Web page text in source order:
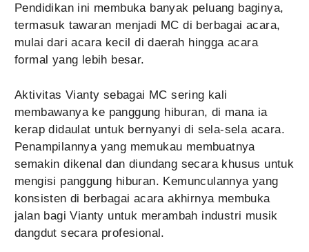
Pendidikan ini membuka banyak peluang baginya,
termasuk tawaran menjadi MC di berbagai acara,
mulai dari acara kecil di daerah hingga acara
formal yang lebih besar.
Aktivitas Vianty sebagai MC sering kali
membawanya ke panggung hiburan, di mana ia
kerap didaulat untuk bernyanyi di sela-sela acara.
Penampilannya yang memukau membuatnya
semakin dikenal dan diundang secara khusus untuk
mengisi panggung hiburan. Kemunculannya yang
konsisten di berbagai acara akhirnya membuka
jalan bagi Vianty untuk merambah industri musik
dangdut secara profesional.